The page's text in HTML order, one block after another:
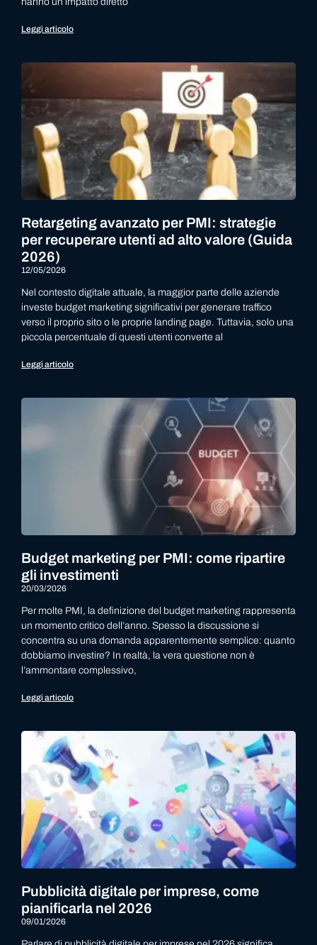
Leggi articolo
Retargeting avanzato per PMI: strategie
per recuperare utenti ad alto valore (Guida
2026)
12/05/2026
Nel contesto digitale attuale, la maggior parte delle aziende
investe budget marketing significativi per generare traffico
verso il proprio sito o le proprie landing page. Tuttavia, solo una
piccola percentuale di questi utenti converte al
Leggi articolo
Budget marketing per PMI: come ripartire
gli investimenti
20/03/2026
Per molte PMI, la definizione del budget marketing rappresenta
un momento critico dell’anno. Spesso la discussione si
concentra su una domanda apparentemente semplice: quanto
dobbiamo investire? In realtà, la vera questione non è
l’ammontare complessivo,
Leggi articolo
Pubblicità digitale per imprese, come
pianificarla nel 2026
09/01/2026